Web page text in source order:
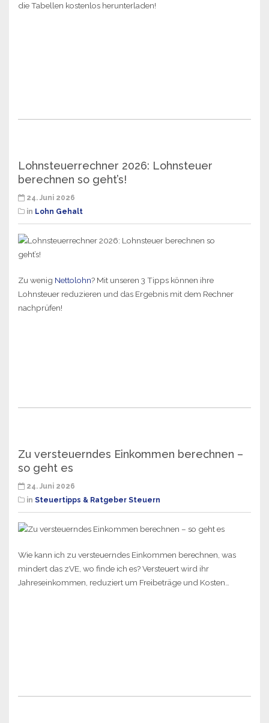
die Tabellen kostenlos herunterladen!
Lohnsteuerrechner 2026: Lohnsteuer
berechnen so geht’s!
24. Juni 2026
in Lohn Gehalt
Zu wenig Nettolohn? Mit unseren 3 Tipps können ihre
Lohnsteuer reduzieren und das Ergebnis mit dem Rechner
nachprüfen!
Zu versteuerndes Einkommen berechnen –
so geht es
24. Juni 2026
in Steuertipps & Ratgeber Steuern
Wie kann ich zu versteuerndes Einkommen berechnen, was
mindert das zVE, wo finde ich es? Versteuert wird ihr
Jahreseinkommen, reduziert um Freibeträge und Kosten…